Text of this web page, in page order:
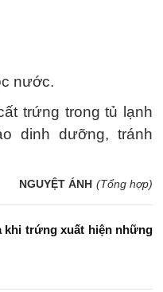
nước.
trứng trong tủ lạnh
dinh dưỡng, tránh
NGUYỆT ÁNH (Tổng hợp)
khi trứng xuất hiện những